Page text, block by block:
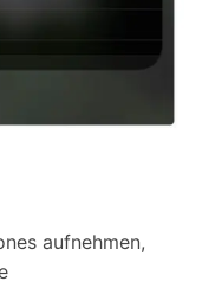
aufnehmen,